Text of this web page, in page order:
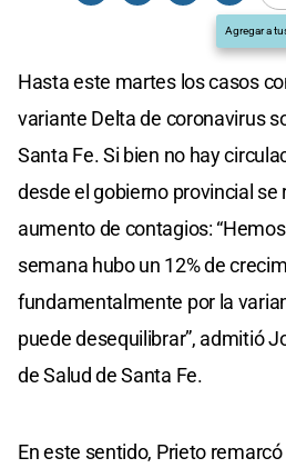
Agregar a
Hasta este martes los casos
variante Delta de coronavirus
Santa Fe. Si bien no hay
desde el gobierno provincial se
aumento de contagios:
semana hubo un 12% de
fundamentalmente por la
puede desequilibrar”, admitió
de Salud de Santa Fe.
En este sentido, Prieto